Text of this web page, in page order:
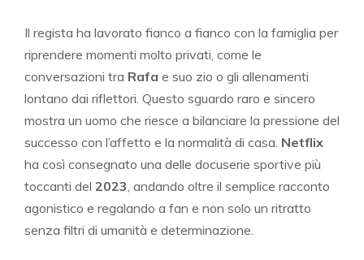
Il regista ha lavorato fianco a fianco con la famiglia per
riprendere momenti molto privati, come le
conversazioni tra Rafa e suo zio o gli allenamenti
lontano dai riflettori. Questo sguardo raro e sincero
mostra un uomo che riesce a bilanciare la pressione del
successo con l’affetto e la normalità di casa. Netflix
ha così consegnato una delle docuserie sportive più
toccanti del 2023 , andando oltre il semplice racconto
agonistico e regalando a fan e non solo un ritratto
senza filtri di umanità e determinazione.